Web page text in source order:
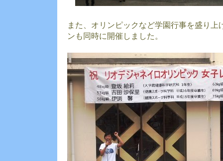
また、オリンピックなど学園行事を盛り上
ンも同時に開催しました。